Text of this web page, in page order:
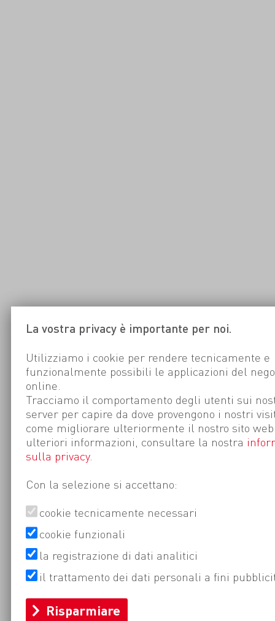
La vostra privacy è importante per noi.
Utilizziamo i cookie per rendere tecnicamente e
funzionalmente possibili le applicazioni del
online.
Tracciamo il comportamento degli utenti sui
server per capire da dove provengono i nostri
come migliorare ulteriormente il nostro sito
ulteriori informazioni, consultare la nostra
sulla privacy.
Con la selezione si accettano:
cookie tecnicamente necessari
cookie funzionali
la registrazione di dati analitici
il trattamento dei dati personali a fini
Risparmiare